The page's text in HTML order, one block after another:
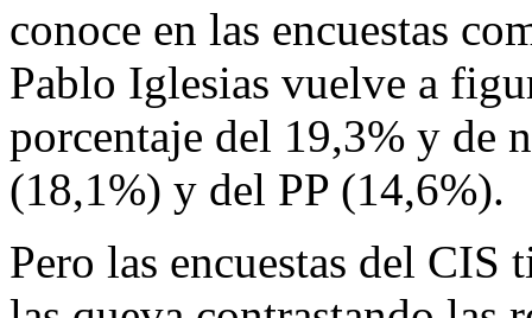
conoce en las encuestas
Pablo Iglesias vuelve a
porcentaje del 19,3% y de
(18,1%) y del PP (14,6%).
Pero las encuestas del CIS